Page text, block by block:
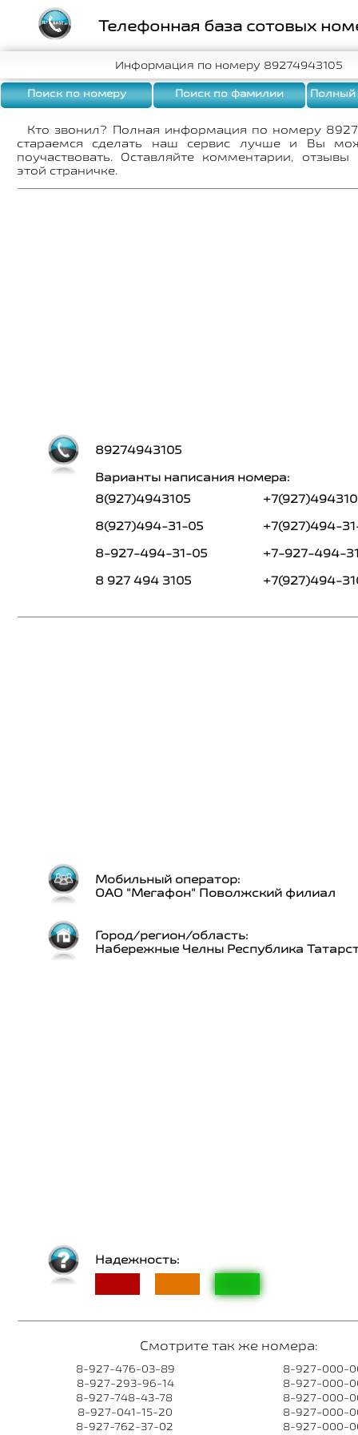
Кто звонил? Полная информация по номеру
стараемся сделать наш сервис лучше и Вы
поучаствовать. Оставляйте комментарии,
этой страничке.
89274943105
Варианты написания номера:
8(927)4943105
8(927)494-31-05
8-927-494-31-05
8 927 494 3105
+7(927)494-
+7-927-494-
+7(927)494-
Мобильный оператор:
ОАО "Мегафон" Поволжский филиал
Город/регион/область:
Набережные Челны Республика
Надежность:
Смотрите так же номера:
8-927-476-03-89
8-927-293-96-14
8-927-748-43-78
8-927-041-15-20
8-927-762-37-02
8-927-000-
8-927-000-
8-927-000-
8-927-000-
8-927-000-
Телефонная база сотовых
Информация по номеру 89274943105
Поиск по номеру Поиск по фамилии Полный